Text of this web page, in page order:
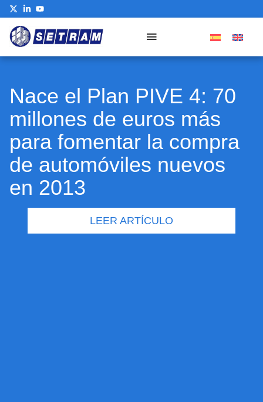
Nace el Plan PIVE 4: 70
millones de euros más
para fomentar la compra
de automóviles nuevos
en 2013
LEER ARTÍCULO